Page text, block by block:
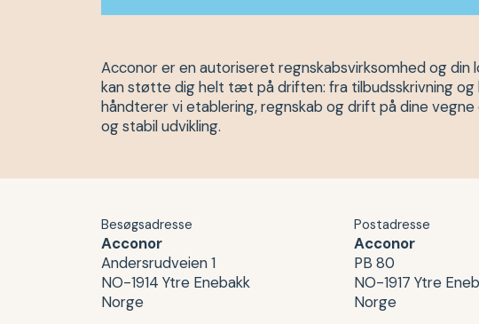
Acconor er en autoriseret regnskabsvirksomhed og
kan støtte dig helt tæt på driften: fra tilbudsskrivning
håndterer vi etablering, regnskab og drift på dine
og stabil udvikling.
Besøgsadresse
Acconor
Andersrudveien 1
NO-1914 Ytre Enebakk
Norge
Postadresse
Acconor
PB 80
NO-1917 Ytre
Norge